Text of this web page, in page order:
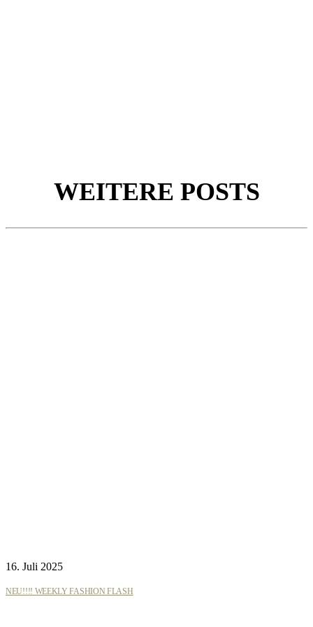
WEITERE POSTS
16. Juli 2025
NEU!!!! WEEKLY FASHION FLASH